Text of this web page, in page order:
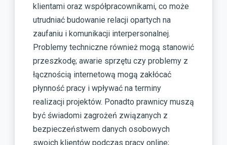
klientami oraz współpracownikami, co może
utrudniać budowanie relacji opartych na
zaufaniu i komunikacji interpersonalnej.
Problemy techniczne również mogą stanowić
przeszkodę; awarie sprzętu czy problemy z
łącznością internetową mogą zakłócać
płynność pracy i wpływać na terminy
realizacji projektów. Ponadto prawnicy muszą
być świadomi zagrożeń związanych z
bezpieczeństwem danych osobowych
swoich klientów podczas pracy online;